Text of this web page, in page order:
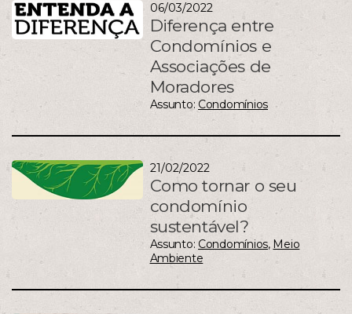
06/03/2022
Diferença entre
Condomínios e
Associações de
Moradores
Assunto: Condomínios
21/02/2022
Como tornar o seu
condomínio
sustentável?
Assunto: Condomínios, Meio
Ambiente